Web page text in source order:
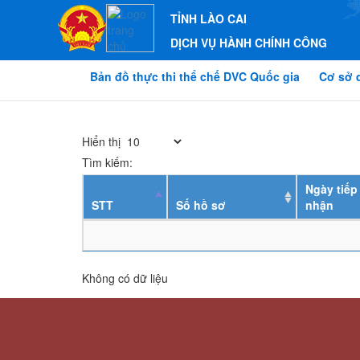
TỈNH LÀO CAI
DỊCH VỤ HÀNH CHÍNH CÔNG
Bản đồ thực thi thể chế DVC Quốc gia Cơ sở
Hiển thị
Tìm kiếm:
STT Số hồ sơ
Ngày tiếp
nhận
Không có dữ liệu